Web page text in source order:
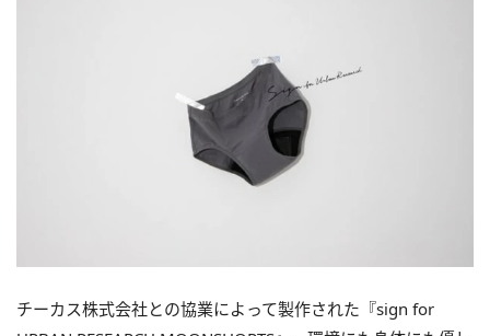
チーカス株式会社との協業によって製作された『sign for